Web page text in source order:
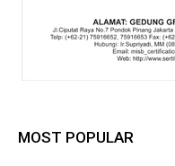
MOST POPULAR